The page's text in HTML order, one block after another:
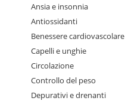
Ansia e insonnia
Antiossidanti
Benessere cardiovascolare
Capelli e unghie
Circolazione
Controllo del peso
Depurativi e drenanti